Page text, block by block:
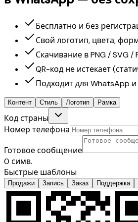
Бесплатно и без
Свой логотип, цвета,
Скачивание в PNG / SVG /
QR-код не истекает
Подходит для WhatsApp
Контент Стиль Логотип Рамка
Код страны
Номер телефона
Готовое сообщение
0 симв.
Быстрые шаблоны
Продажи Запись Заказ Поддержка